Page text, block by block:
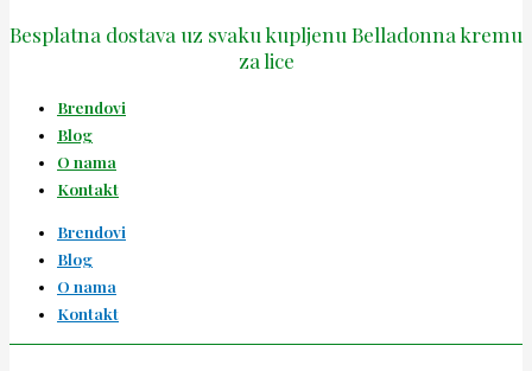
Besplatna dostava uz svaku kupljenu Belladonna kremu
za lice
Brendovi
Blog
O nama
Kontakt
Brendovi
Blog
O nama
Kontakt